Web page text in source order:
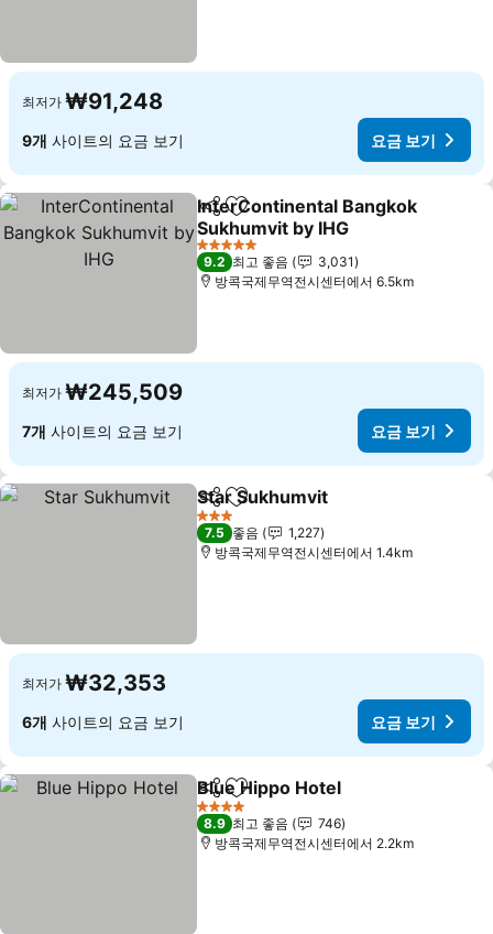
최저가 ₩91,248
9개 사이트의 요금 보기 요금 보기
공유 즐겨찾기에 추가
InterContinental Bangkok
Sukhumvit by IHG
5 성급
9.2 최고 좋음
3,031
방콕국제무역전시센터에서 6.5km
최저가 ₩245,509
7개 사이트의 요금 보기 요금 보기
공유 즐겨찾기에 추가
Star Sukhumvit
3 성급
7.5 좋음
1,227
방콕국제무역전시센터에서 1.4km
최저가 ₩32,353
6개 사이트의 요금 보기 요금 보기
공유 즐겨찾기에 추가
Blue Hippo Hotel
4 성급
8.9 최고 좋음
746
방콕국제무역전시센터에서 2.2km